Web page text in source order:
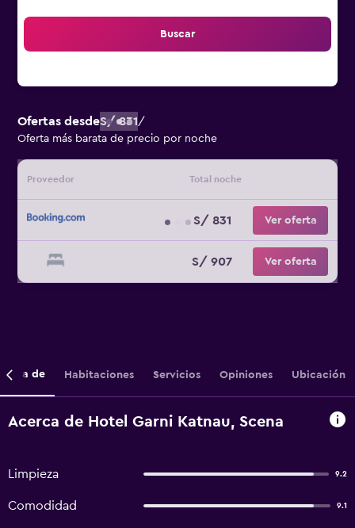
Buscar
Ofertas desdeS/ 831/
Oferta más barata de precio por noche
Proveedor Total noche
S/ 831 Ver oferta
S/ 907 Ver oferta
de Habitaciones Servicios Opiniones Ubicación
Acerca de Hotel Garni Katnau, Scena
Limpieza 9.2
Comodidad 9.1